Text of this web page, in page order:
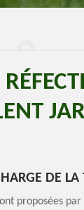
DE
proposées